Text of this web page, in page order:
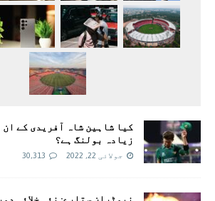
کیا شاہین شاہ آفریدی کے
زیادہ بولنگ ہے؟
جولائی 22, 2022 30,313
نیوٹران ستارے: نئی خلائی